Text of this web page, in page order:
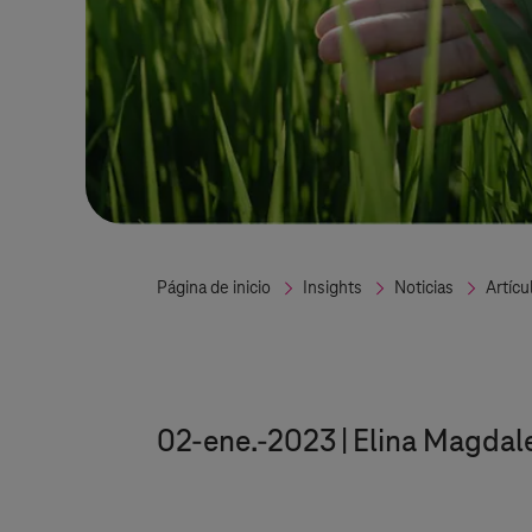
Página de inicio Insights Noticias
02-ene.-2023 Elina